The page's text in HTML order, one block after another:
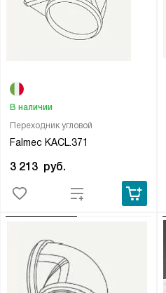
Переходник угловой
Falmec KACL.371
В наличии
3 213 руб.